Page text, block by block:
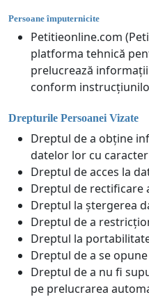
Persoane împuternicite
Petitieonline.com
platforma tehnică
prelucrează
conform
Drepturile Persoanei Vizate
Dreptul de a obține
datelor lor cu
Dreptul de acces la
Dreptul de rectificare
Dreptul la ștergerea
Dreptul de a
Dreptul la
Dreptul de a se
Dreptul de a nu fi
pe prelucrarea